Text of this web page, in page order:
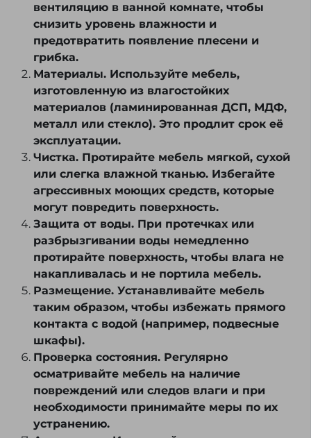
вентиляцию в ванной комнате, чтобы
снизить уровень влажности и
предотвратить появление плесени и
грибка.
Материалы. Используйте мебель,
изготовленную из влагостойких
материалов (ламинированная ДСП, МДФ,
металл или стекло). Это продлит срок её
эксплуатации.
Чистка. Протирайте мебель мягкой, сухой
или слегка влажной тканью. Избегайте
агрессивных моющих средств, которые
могут повредить поверхность.
Защита от воды. При протечках или
разбрызгивании воды немедленно
протирайте поверхность, чтобы влага не
накапливалась и не портила мебель.
Размещение. Устанавливайте мебель
таким образом, чтобы избежать прямого
контакта с водой (например, подвесные
шкафы).
Проверка состояния. Регулярно
осматривайте мебель на наличие
повреждений или следов влаги и при
необходимости принимайте меры по их
устранению.